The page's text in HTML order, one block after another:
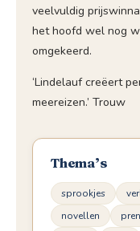
veelvuldig
het hoofd wel nog
omgekeerd.
‘Lindelauf creëert
meereizen.’ Trouw
Thema’s
sprookjes
novellen